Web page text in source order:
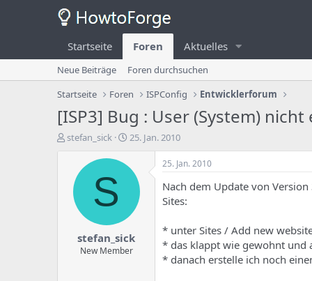
Startseite Foren Aktuelles
Neue Beiträge
Foren durchsuchen
Startseite
Foren ISPConfig Entwicklerforum
[ISP3] Bug : User (System)
E
stefan_sick
E
t
l
n
g
25. Jan. 2010
S
stefan_sick
New Member
25. Jan. 2010
Nach dem Update von
Sites:
* unter Sites / Add new
* das klappt wie gewohnt und
* danach erstelle ich noch